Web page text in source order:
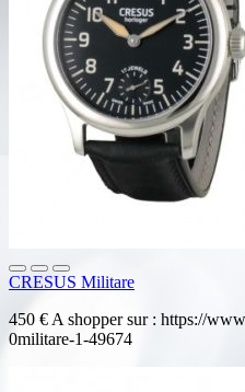
CRESUS Militare
450 € A shopper sur : https://
0militare-1-49674